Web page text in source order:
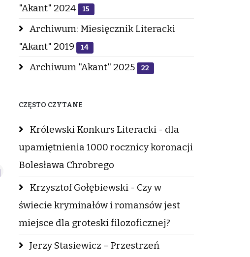
"Akant" 2024
15
Archiwum: Miesięcznik Literacki
"Akant" 2019
14
Archiwum "Akant" 2025 22
CZĘSTO CZYTANE
Królewski Konkurs Literacki - dla
upamiętnienia 1000 rocznicy koronacji
Bolesława Chrobrego
Krzysztof Gołębiewski - Czy w
świecie kryminałów i romansów jest
miejsce dla groteski filozoficznej?
Jerzy Stasiewicz – Przestrzeń